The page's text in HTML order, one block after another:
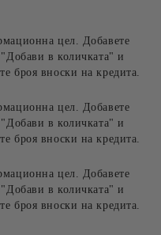
цел. Добавете
в количката" и
броя вноски на кредита.
цел. Добавете
в количката" и
броя вноски на кредита.
цел. Добавете
в количката" и
броя вноски на кредита.